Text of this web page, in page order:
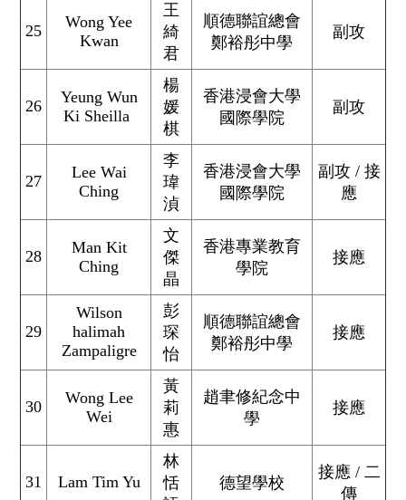
25
Wong Yee
Kwan
王
綺
君
順德聯誼總會
鄭裕彤中學
副攻
26
Yeung Wun
Ki Sheilla
楊
媛
棋
香港浸會大學
國際學院
副攻
27
Lee Wai
Ching
李
瑋
湞
香港浸會大學
國際學院
副攻 / 接
應
28
Man Kit
Ching
文
傑
晶
香港專業教育
學院
接應
29
Wilson
halimah
Zampaligre
彭
琛
怡
順德聯誼總會
鄭裕彤中學
接應
30
Wong Lee
Wei
黃
莉
惠
趙聿修紀念中
學
接應
31 Lam Tim Yu
林
恬
德望學校
接應 / 二
傳